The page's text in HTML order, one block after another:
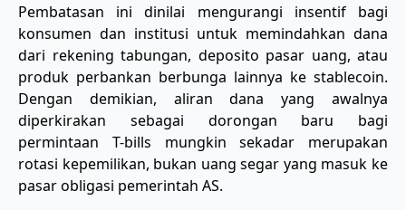
Pembatasan ini dinilai mengurangi insentif bagi
konsumen dan institusi untuk memindahkan dana
dari rekening tabungan, deposito pasar uang, atau
produk perbankan berbunga lainnya ke stablecoin.
Dengan demikian, aliran dana yang awalnya
diperkirakan sebagai dorongan baru bagi
permintaan T-bills mungkin sekadar merupakan
rotasi kepemilikan, bukan uang segar yang masuk ke
pasar obligasi pemerintah AS.